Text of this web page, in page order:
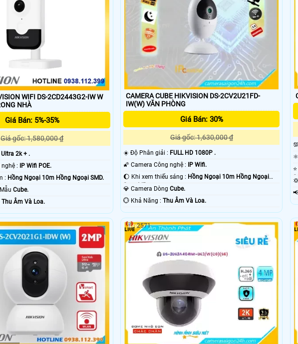
WIFI DS-2CD2443G2-IW W
NHÀ
Giá Bán: 5%-35%
Giá gốc: 1,580,000 ₫
Ultra 2k + .
🕉️ Tích hợp công nghệ :
IP Wifi POE.
🔦 Video Ban Đêm : Hồng Ngoại 10m Hồng Ngoại SMD.
Cube.
Thu Âm Và Loa.
CAMERA CUBE HIKVISION DS-2CV2U21FD-
IW(W) VĂN PHÒNG
Giá Bán: 30%
Giá gốc: 1,630,000 ₫
☀️ Độ Phân giải : FULL HD 1080P .
🌠 Camera Công nghệ :
IP Wifi.
🌔 Khi xem thiếu sáng : Hồng Ngoại 10m Hồng Ngoại
Smart IR.
💎 Camera DòngCube.
️💮 Khả Năng :Thu Âm Và Loa.
2571